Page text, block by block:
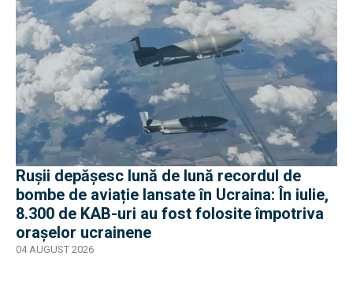
Rușii depășesc lună de lună recordul de
bombe de aviație lansate în Ucraina: În iulie,
8.300 de KAB-uri au fost folosite împotriva
orașelor ucrainene
04 AUGUST 2026